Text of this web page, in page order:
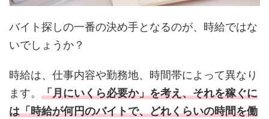
バイト探しの一番の決め手となるのが、時給ではな
いでしょうか？
時給は、仕事内容や勤務地、時間帯によって異なり
ます。 「月にいくら必要か」を考え、それを稼ぐに
は「時給が何円のバイトで、どれくらいの時間を働